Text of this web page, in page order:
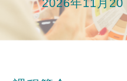
2026年11月20